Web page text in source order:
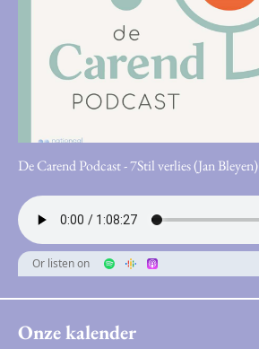
De Carend Podcast - 7Stil verlies (Jan Bleyen)
Or listen on
Onze kalender